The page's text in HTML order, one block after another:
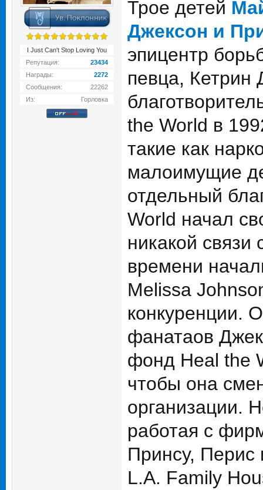
I Just Can't Stop Loving You
Репутация:
23434
Награды:
2272
Сообщения:
22262
Из:
Горловка
Трое детей
Джексон и
эпицентр
певца, Кетрин
the World в
такие как
малоимущие
отдельный
World начал
никакой связи
времени
Melissa
конкуренции.
фанатаов
фонд Heal the
чтобы она
организации.
работая с
Принсу, Перис
L.A. Family